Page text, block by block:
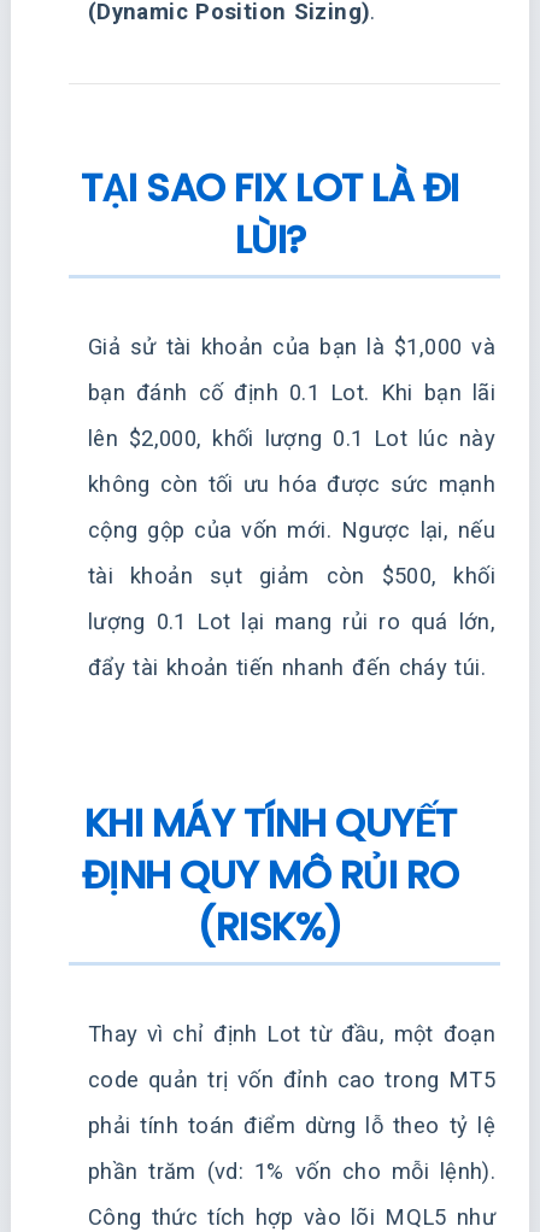
(Dynamic Position Sizing).
TẠI SAO FIX LOT LÀ ĐI
LÙI?
Giả sử tài khoản của bạn là $1,000 và
bạn đánh cố định 0.1 Lot. Khi bạn lãi
lên $2,000, khối lượng 0.1 Lot lúc này
không còn tối ưu hóa được sức mạnh
cộng gộp của vốn mới. Ngược lại, nếu
tài khoản sụt giảm còn $500, khối
lượng 0.1 Lot lại mang rủi ro quá lớn,
đẩy tài khoản tiến nhanh đến cháy túi.
KHI MÁY TÍNH QUYẾT
ĐỊNH QUY MÔ RỦI RO
(RISK%)
Thay vì chỉ định Lot từ đầu, một đoạn
code quản trị vốn đỉnh cao trong MT5
phải tính toán điểm dừng lỗ theo tỷ lệ
phần trăm (vd: 1% vốn cho mỗi lệnh).
Công thức tích hợp vào lõi MQL5 như